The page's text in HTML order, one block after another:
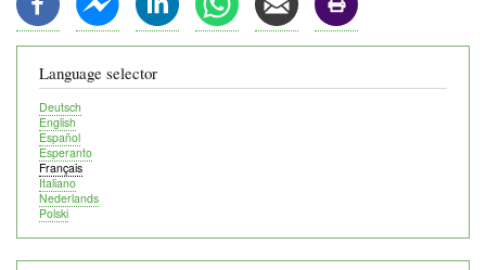
Language selector
Deutsch
English
Español
Esperanto
Français
Italiano
Nederlands
Polski